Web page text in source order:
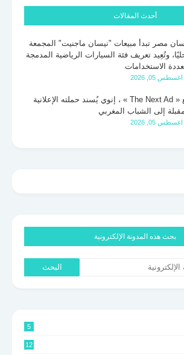
أحدث المقالات
مصر تبدأ مبيعات "نيسان ماجنيت" المجمعة
وتُعِيد تعريف فئة السيارات الرياضية المدمجة
الاستخدامات
اغسطس 05, 2026
مع « The Next Ad » ، إنوي يُسند حملته الإعلانية
إلى الشباب المغربي
اغسطس 05, 2026
بحث هذه المدونة الإلكترونية
5
12